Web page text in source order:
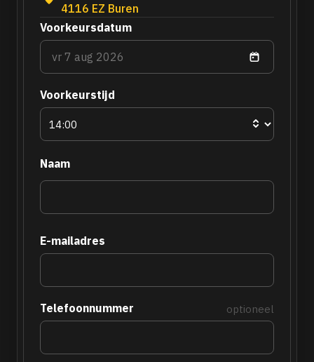
4116 EZ Buren
Voorkeursdatum
Voorkeurstijd
Naam
E-mailadres
Telefoonnummer optioneel